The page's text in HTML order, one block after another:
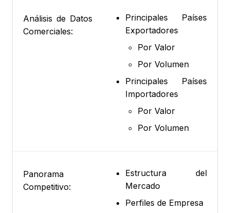
Análisis de Datos
Comerciales:
Principales Países
Exportadores
Por Valor
Por Volumen
Principales Países
Importadores
Por Valor
Por Volumen
Panorama
Competitivo:
Estructura del
Mercado
Perfiles de Empresa